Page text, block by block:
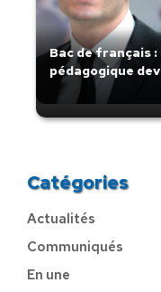
Bac de français
pédagogique
Catégories
Actualités
Communiqués
En une